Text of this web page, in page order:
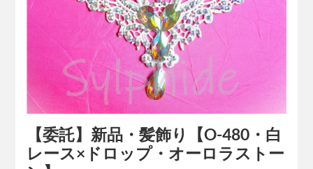
【委託】新品・髪飾り【O-480・白
レース×ドロップ・オーロラストー